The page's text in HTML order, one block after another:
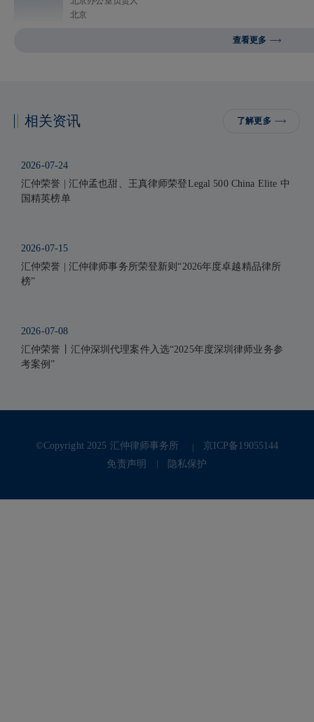
北京
查看更多
相关资讯 了解更多
2026-07-24
汇仲荣誉 | 汇仲孟也甜、王真律师荣登Legal 500 China Elite 中
国精英榜单
2026-07-15
汇仲荣誉 | 汇仲律师事务所荣登新则“2026年度卓越精品律所
榜”
2026-07-08
汇仲荣誉丨汇仲深圳代理案件入选“2025年度深圳律师业务参
考案例”
©Copyright 2025 汇仲律师事务所
京ICP备19055144
免责声明
隐私保护